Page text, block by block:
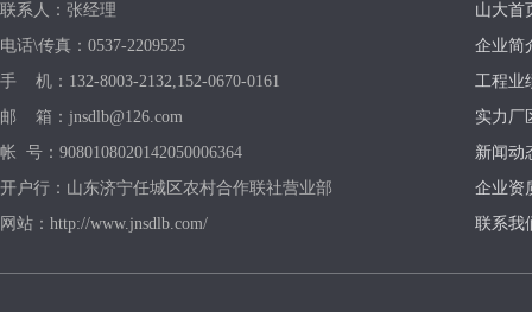
联系人：张经理
电话\传真：0537-2209525
手 机：132-8003-2132,152-0670-0161
邮 箱：jnsdlb@126.com
帐 号：9080108020142050006364
开户行：山东济宁任城区农村合作联社营业部
网站：http://www.jnsdlb.com/
山大首
企业简
工程业
实力厂
新闻动
企业资
联系我